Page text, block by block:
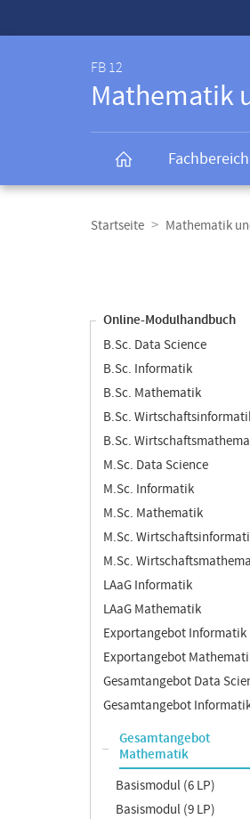
FB 12
Mathematik
Fachbereich
Navigation
Startseite Mathematik
Online-Modulhandbuch
B.Sc. Data Science
B.Sc. Informatik
B.Sc. Mathematik
B.Sc.
B.Sc.
M.Sc. Data Science
M.Sc. Informatik
M.Sc. Mathematik
M.Sc.
M.Sc.
LAaG Informatik
LAaG Mathematik
Exportangebot Informatik
Exportangebot
Gesamtangebot Data
Gesamtangebot
Gesamtangebot
Mathematik
Basismodul (6 LP)
Basismodul (9 LP)